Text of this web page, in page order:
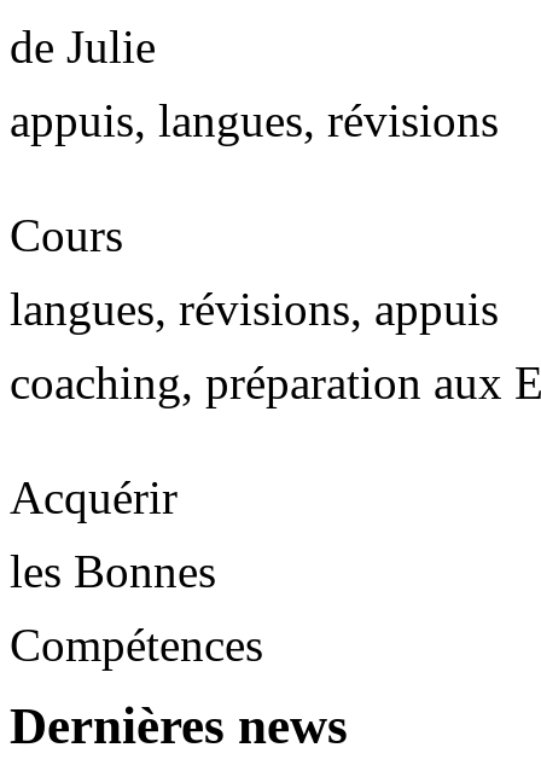
de Julie
appuis, langues, révisions
Cours
langues, révisions, appuis
coaching, préparation aux
Acquérir
les Bonnes
Compétences
Dernières news